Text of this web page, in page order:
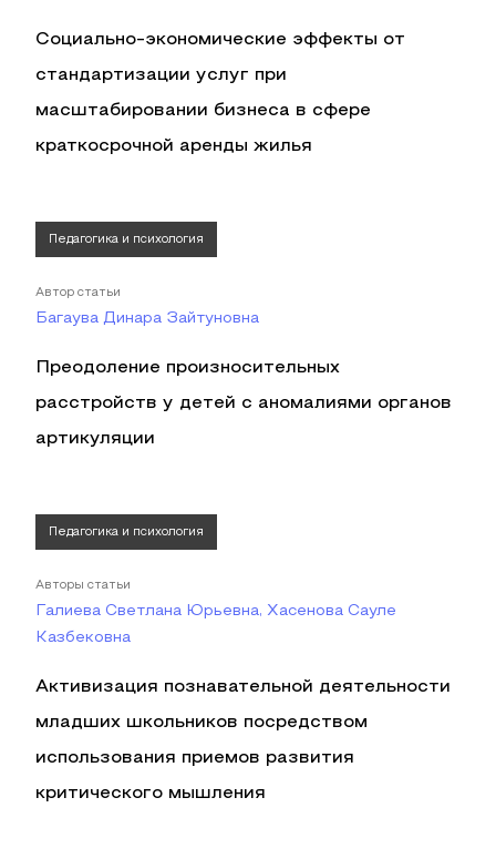
Социально-экономические эффекты от
стандартизации услуг при
масштабировании бизнеса в сфере
краткосрочной аренды жилья
Педагогика и психология
Автор статьи
Багаува Динара Зайтуновна
Преодоление произносительных
расстройств у детей с аномалиями органов
артикуляции
Педагогика и психология
Авторы статьи
Галиева Светлана Юрьевна, Хасенова Сауле
Казбековна
Активизация познавательной деятельности
младших школьников посредством
использования приемов развития
критического мышления